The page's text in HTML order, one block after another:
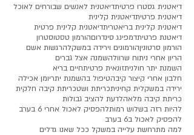
דיאטנית גסטרו פרטיתדיאטנית לאנשים שבורחים לאוכל
דיאטנית פרטיתדיאטנית קלינית
דיאטנית קלינית בריאטריתדיאטנית קלינית פרטית
דיאטנת פרטיתדמפינג סינדרוםהורמון טסטוסטרון
הורמון סרטוניןהורמונים וירידה במשקלהרגשות אשם
הריון אחרי ניתוח שרוולהשמנה אצל גברים
השמנת יתר חולניתזונאית פרטיתחיים בריא
חלבון אחרי קיצור קיבהטיפול בהשמנת יתריומן אכילה
ירידה במשקלית קחיניתכריתת ושטכריתת קיבה חלקית
כריתת קיבה מלאהלדעת להציב גבולות
להיות רזה בשלוש רמותלהפסיק לאכול אחרי 6 בערב
להפסיק לאכול ב6 בערב
למה מתרחשת עלייה במשקל ככל שאנו גדלים